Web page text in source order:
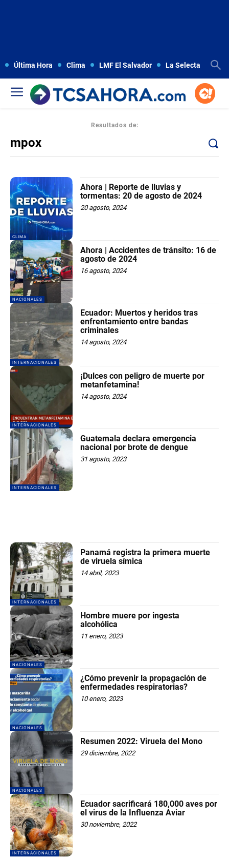
Última Hora Clima LMF El Salvador La Selecta
Resultados de:
CLIMA
Ahora | Reporte de lluvias y
tormentas: 20 de agosto de 2024
20 agosto, 2024
NACIONALES
Ahora | Accidentes de tránsito: 16 de
agosto de 2024
16 agosto, 2024
INTERNACIONALES
Ecuador: Muertos y heridos tras
enfrentamiento entre bandas
criminales
14 agosto, 2024
INTERNACIONALES
¡Dulces con peligro de muerte por
metanfetamina!
14 agosto, 2024
INTERNACIONALES
Guatemala declara emergencia
nacional por brote de dengue
31 agosto, 2023
INTERNACIONALES
Panamá registra la primera muerte
de viruela símica
14 abril, 2023
NACIONALES
Hombre muere por ingesta
alcohólica
11 enero, 2023
NACIONALES
¿Cómo prevenir la propagación de
enfermedades respiratorias?
10 enero, 2023
NACIONALES
Resumen 2022: Viruela del Mono
29 diciembre, 2022
INTERNACIONALES
Ecuador sacrificará 180,000 aves por
el virus de la Influenza Aviar
30 noviembre, 2022